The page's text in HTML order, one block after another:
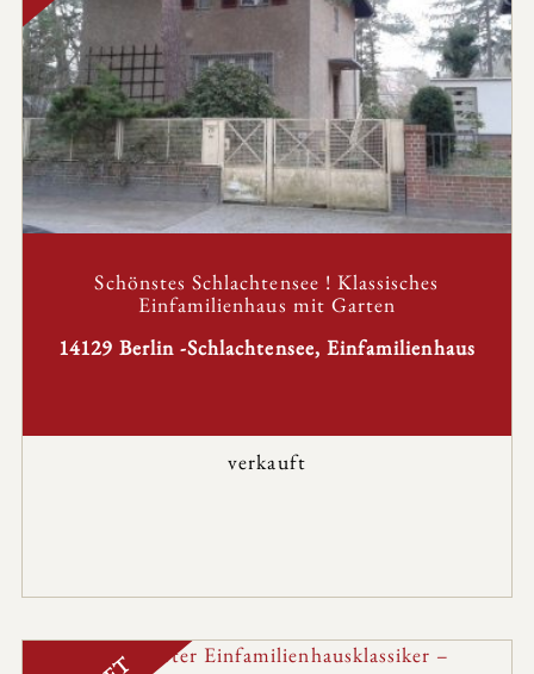
Schönstes Schlachtensee ! Klassisches
Einfamilienhaus mit Garten
14129 Berlin -Schlachtensee, Einfamilienhaus
verkauft